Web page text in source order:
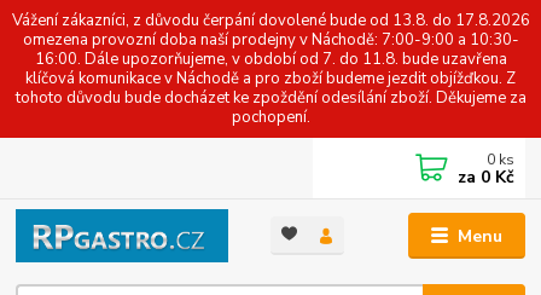
Vážení zákazníci, z důvodu čerpání dovolené bude od 13.8. do 17.8.2026
omezena provozní doba naší prodejny v Náchodě: 7:00-9:00 a 10:30-
16:00. Dále upozorňujeme, v období od 7. do 11.8. bude uzavřena
klíčová komunikace v Náchodě a pro zboží budeme jezdit objížďkou. Z
tohoto důvodu bude docházet ke zpoždění odesílání zboží. Děkujeme za
pochopení.
Menu
0 ks
za 0 Kč